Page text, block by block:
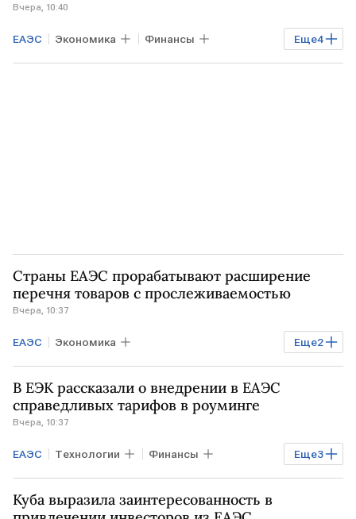
Вчера, 10:40
Еще4
ЕАЭС Экономика Финансы
Мировая экономика БЕЛОРУССИЯ
Страны ЕАЭС прорабатывают расширение
перечня товаров с прослеживаемостью
Вчера, 10:37
Еще2
ЕАЭС Экономика
Евразийская экономическая комиссия
В ЕЭК рассказали о внедрении в ЕАЭС
справедливых тарифов в роуминге
Вчера, 10:37
Еще3
ЕАЭС Технологии Финансы
Экономика
Евразийская экономическая комиссия
Куба выразила заинтересованность в